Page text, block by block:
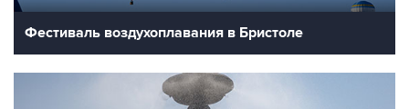
Фестиваль воздухоплавания в Бристоле